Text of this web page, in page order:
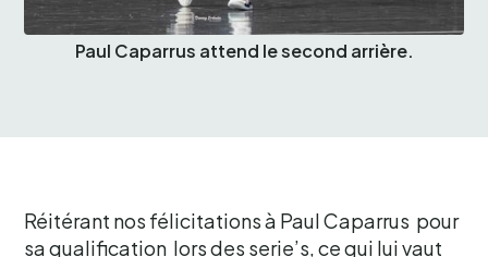
Paul Caparrus attend le second arrière.
Réitérant nos félicitations à Paul Caparrus pour
sa qualification lors des serie’s, ce qui lui vaut